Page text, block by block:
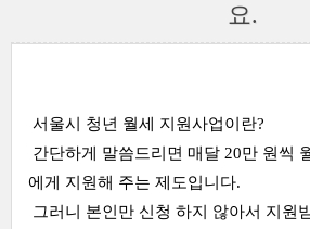
요.
서울시 청년 월세 지원사업이란?
간단하게 말씀드리면 매달 20만 원씩
에게 지원해 주는 제도입니다.
그러니 본인만 신청 하지 않아서 지원